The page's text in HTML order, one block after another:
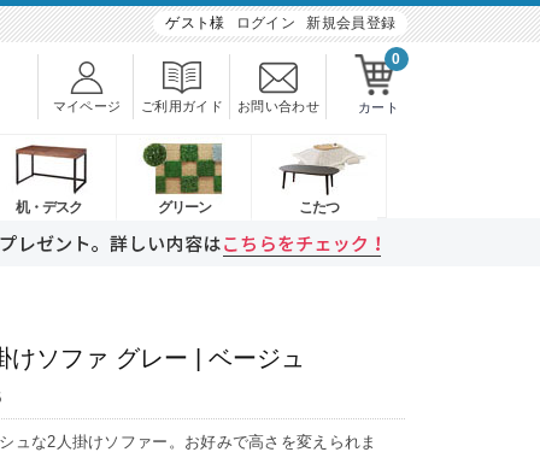
ゲスト様 ログイン 新規会員登録
0
カート
お問い合わせ
ご利用ガイド
マイページ
机・デスク グリーン こたつ
けソファ グレー | ベージュ
ュな2人掛けソファー。お好みで高さを変えられま